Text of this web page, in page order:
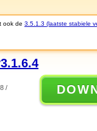
ook de 3.5.1.3 (laatste stabiele
/